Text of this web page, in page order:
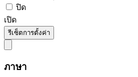
ปิด
เปิด
รีเซ็ตการตั้งค่า
ภาษา